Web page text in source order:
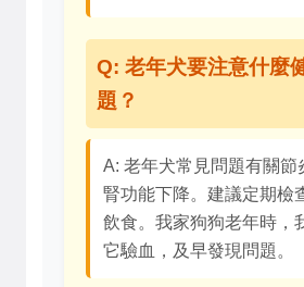
Q: 老年犬要注意什麼
題？
A: 老年犬常見問題有關節
腎功能下降。建議定期檢
飲食。我家狗狗老年時，
它驗血，及早發現問題。